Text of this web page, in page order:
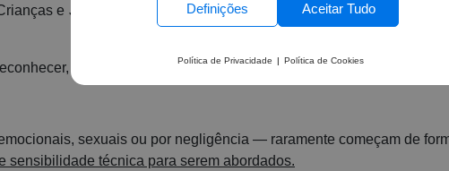
Definições Aceitar Tudo
Política de Privacidade | Política de Cookies
e Jovens.
O laço azul que marca este mês é mais do
saber interpretar e saber agir.
sexuais ou por negligência — raramente começam de
sensibilidade técnica para serem abordados.